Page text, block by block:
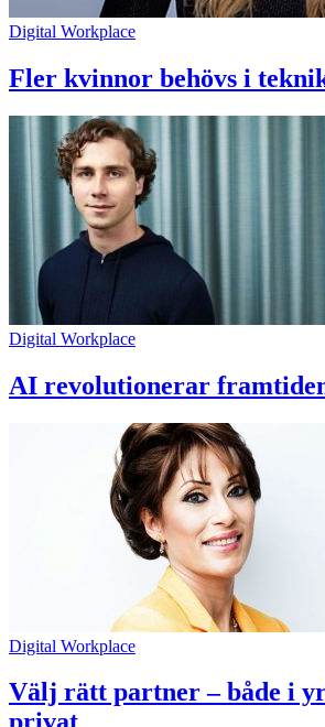
Digital Workplace
Fler kvinnor behövs i
Digital Workplace
AI revolutionerar
Digital Workplace
Välj rätt partner – både i